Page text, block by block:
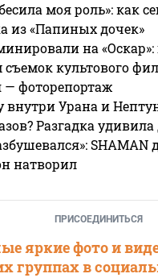
моя роль»: как
из «Папиных дочек»
на
съемок культового
— фоторепортаж
внутри Урана и
Разгадка
натворил
ПРИСОЕДИНИТЬСЯ
яркие фото и
группах в